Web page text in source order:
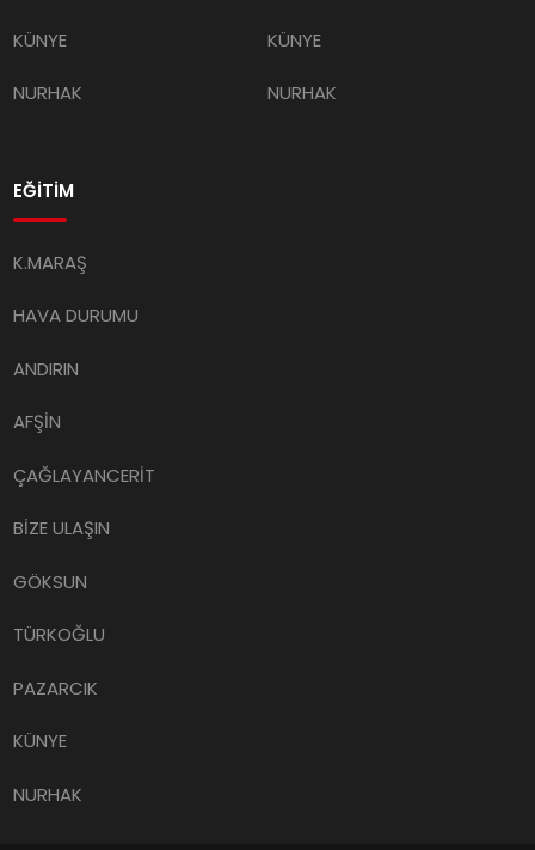
KÜNYE
NURHAK
KÜNYE
NURHAK
EĞİTİM
K.MARAŞ
HAVA DURUMU
ANDIRIN
AFŞİN
ÇAĞLAYANCERİT
BİZE ULAŞIN
GÖKSUN
TÜRKOĞLU
PAZARCIK
KÜNYE
NURHAK